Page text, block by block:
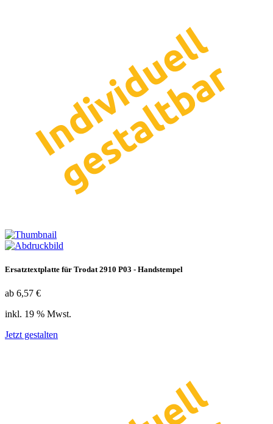
Ersatztextplatte für Trodat 2910 P03 - Handstempel
ab 6,57 €
inkl. 19 % Mwst.
Jetzt gestalten